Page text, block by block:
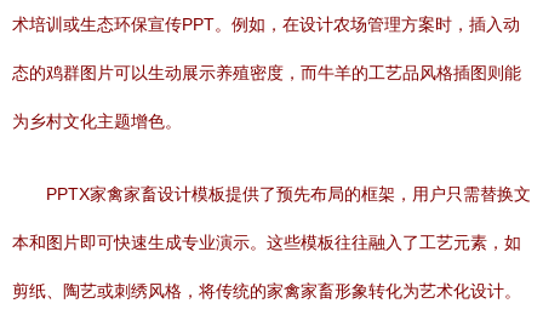
术培训或生态环保宣传PPT。例如，在设计农场管理方案时，插入动
态的鸡群图片可以生动展示养殖密度，而牛羊的工艺品风格插图则能
为乡村文化主题增色。
PPTX家禽家畜设计模板提供了预先布局的框架，用户只需替换文
本和图片即可快速生成专业演示。这些模板往往融入了工艺元素，如
剪纸、陶艺或刺绣风格，将传统的家禽家畜形象转化为艺术化设计。